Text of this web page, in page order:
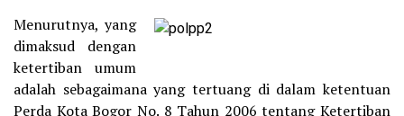
Menurutnya, yang
dimaksud dengan
ketertiban umum
adalah sebagaimana yang tertuang di dalam ketentuan
Perda Kota Bogor No. 8 Tahun 2006 tentang Ketertiban